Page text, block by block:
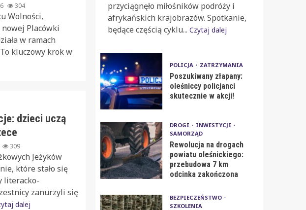
304
Wolności,
Placówki
w ramach
To kluczowy krok w
dzieci uczą
309
Jeżyków
które stało się
literacko-
zanurzyli się
dalej
przyciągnęło miłośników podróży i
afrykańskich krajobrazów. Spotkanie,
będące częścią cyklu... Czytaj dalej
POLICJA ZATRZYMANIA
Poszukiwany złapany:
oleśniccy policjanci
skutecznie w akcji!
DROGI
INWESTYCJE
SAMORZĄD
Rewolucja na drogach
powiatu oleśnickiego:
przebudowa 7 km
odcinka zakończona
BEZPIECZEŃSTWO
SZKOLENIA